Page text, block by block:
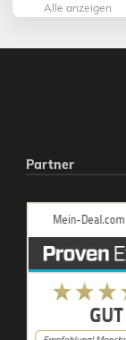
Alle anzeigen
Partner